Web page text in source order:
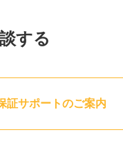
胸の内に抱えている
いをしたりすることが
もいらっしゃるかも
する
証サポートのご案内